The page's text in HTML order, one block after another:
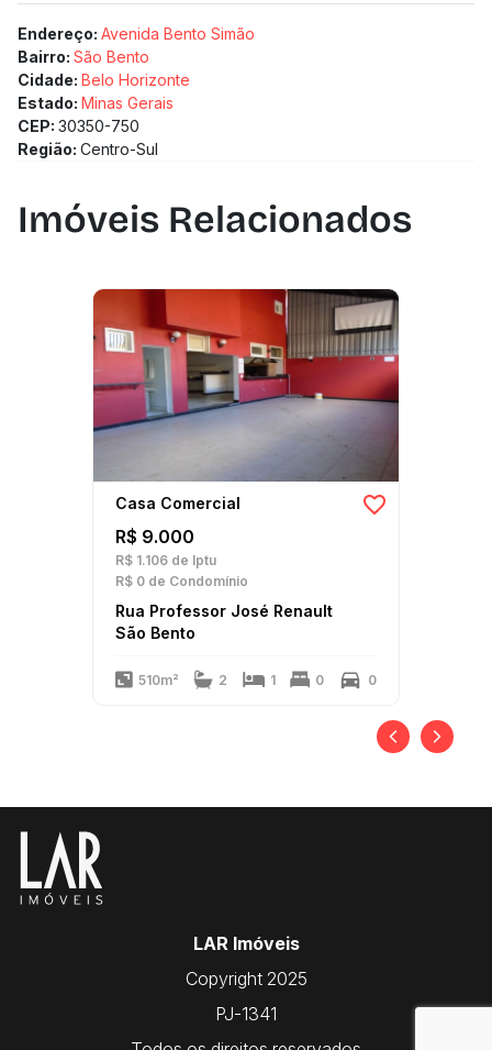
Endereço: Avenida Bento Simão
Bairro: São Bento
Cidade: Belo Horizonte
Estado: Minas Gerais
CEP: 30350-750
Região: Centro-Sul
Imóveis Relacionados
Casa Comercial
R$ 9.000
R$ 1.106 de Iptu
R$ 0 de Condomínio
Rua Professor José Renault
São Bento
510m² 2 1 0 0
LAR Imóveis
Copyright 2025
PJ-1341